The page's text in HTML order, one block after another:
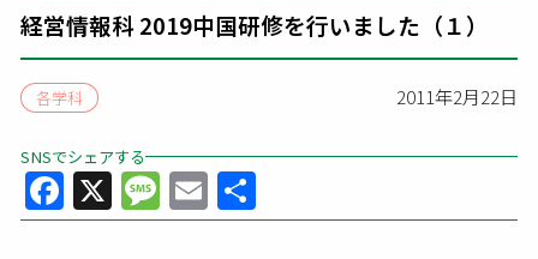
経営情報科 2019中国研修を行いました（１）
各学科 2011年2月22日
SNSでシェアする
Facebook
X Message
Email
有